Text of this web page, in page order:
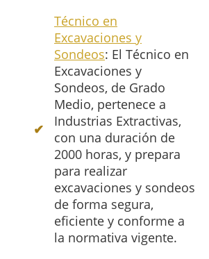
Técnico en
Excavaciones y
Sondeos: El Técnico en
Excavaciones y
Sondeos, de Grado
Medio, pertenece a
Industrias Extractivas,
con una duración de
2000 horas, y prepara
para realizar
excavaciones y sondeos
de forma segura,
eficiente y conforme a
la normativa vigente.